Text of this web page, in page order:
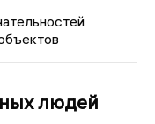
людей